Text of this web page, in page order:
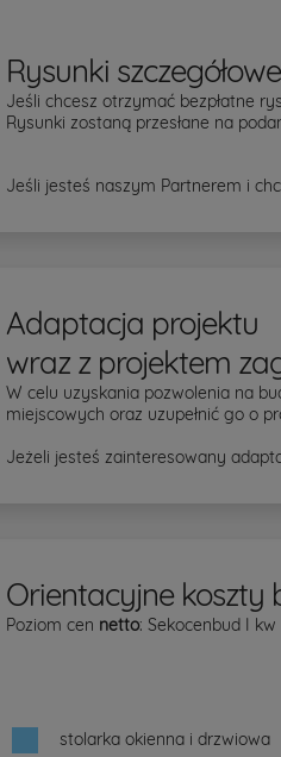
Rysunki szczegółowe
Jeśli chcesz otrzymać bezpłatne
Rysunki zostaną przesłane na
Jeśli jesteś naszym Partnerem i
Adaptacja projektu
wraz z projektem
W celu uzyskania pozwolenia na
miejscowych oraz uzupełnić go o
Jeżeli jesteś zainteresowany
Orientacyjne koszty
Poziom cen netto: Sekocenbud I
stolarka okienna i drzwiowa